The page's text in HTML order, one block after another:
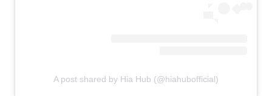
A post shared by Hia Hub (@hiahubofficial)